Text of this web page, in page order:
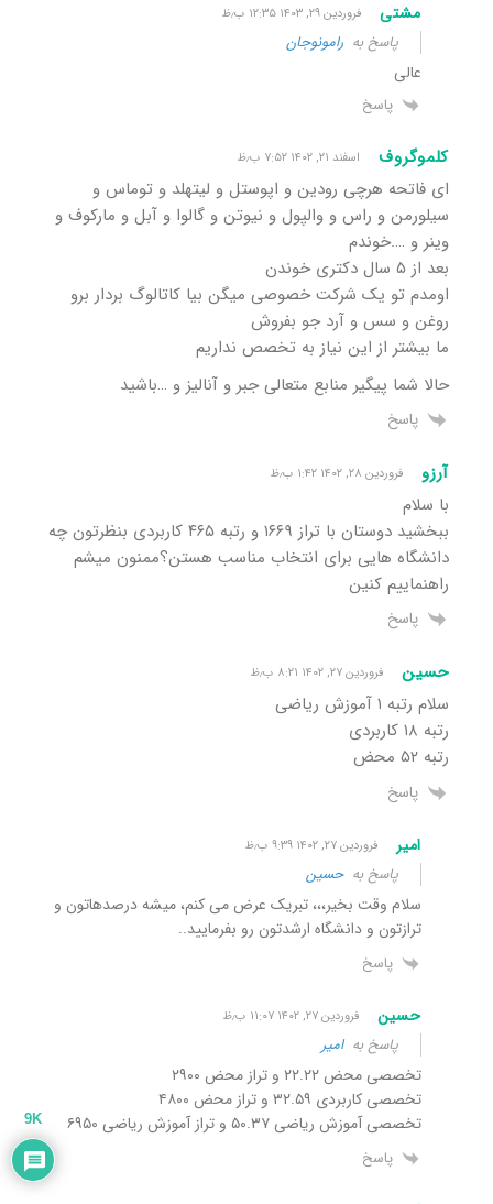
مشتی فروردین ۲۹, ۱۴۰۳ ۱۲:۳۵ ب٫ظ
پاسخ به رامونوجان
عالی
پاسخ
کلموگروف اسفند ۲۱, ۱۴۰۲ ۷:۵۲ ب٫ظ
ای فاتحه هرچی رودین و اپوستل و لیتهلد و توماس و
سیلورمن و راس و والپول و نیوتن و گالوا و آبل و مارکوف و
وینر و ….خوندم
بعد از ۵ سال دکتری خوندن
اومدم تو یک شرکت خصوصی میگن بیا کاتالوگ بردار برو
روغن و سس و آرد جو بفروش
ما بیشتر از این نیاز به تخصص نداریم
حالا شما پیگیر منابع متعالی جبر و آنالیز و …باشید
پاسخ
آرزو فروردین ۲۸, ۱۴۰۲ ۱:۴۲ ب٫ظ
با سلام
ببخشید دوستان با تراز ۱۶۶۹ و رتبه ۴۶۵ کاربردی بنظرتون چه
دانشگاه هایی برای انتخاب مناسب هستن؟ممنون میشم
راهنماییم کنین
پاسخ
حسین فروردین ۲۷, ۱۴۰۲ ۸:۲۱ ب٫ظ
سلام رتبه ۱ آموزش ریاضی
رتبه ۱۸ کاربردی
رتبه ۵۲ محض
پاسخ
امیر فروردین ۲۷, ۱۴۰۲ ۹:۳۹ ب٫ظ
پاسخ بهحسین
سلام وقت بخیر،،، تبریک عرض می کنم، میشه درصدهاتون و
ترازتون و دانشگاه ارشدتون رو بفرمایید..
پاسخ
حسین فروردین ۲۷, ۱۴۰۲ ۱۱:۰۷ ب٫ظ
پاسخ بهامیر
تخصصی محض ۲۲.۲۲ و تراز محض ۲۹۰۰
تخصصی کاربردی ۳۲.۵۹ و تراز محض ۴۸۰۰
تخصصی آموزش ریاضی ۵۰.۳۷ و تراز آموزش ریاضی ۶۹۵۰
پاسخ
9K